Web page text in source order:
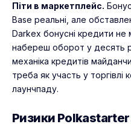
Піти в маркетплейс.
Base реальні, але
Darkex бонусні кредити
набереш оборот у десять
механіка кредитів
треба як участь у торгівлі
лаунчпаду.
Ризики